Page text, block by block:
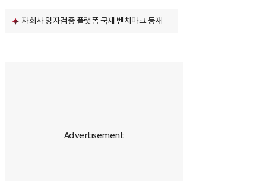
자회사 양자검증 플랫폼 국제 벤치마크 등재